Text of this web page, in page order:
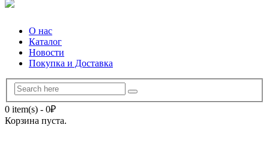
О нас
Каталог
Новости
Покупка и Доставка
0 item(s) - 0₽
Корзина пуста.